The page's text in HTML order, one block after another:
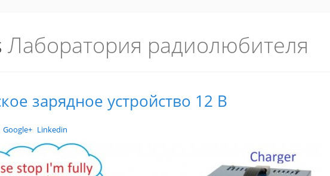
Лаборатория радиолюбителя
зарядное устройство 12 В
Google+ Linkedin